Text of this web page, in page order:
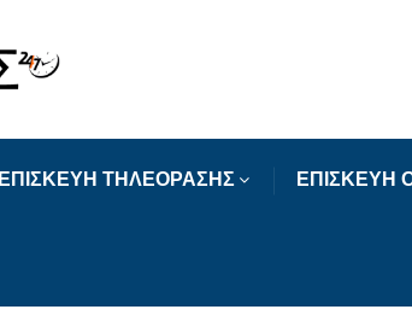
ΕΠΙΣΚΕΥΗ ΤΗΛΕΟΡΑΣΗΣ ΕΠΙΣΚΕΥΗ